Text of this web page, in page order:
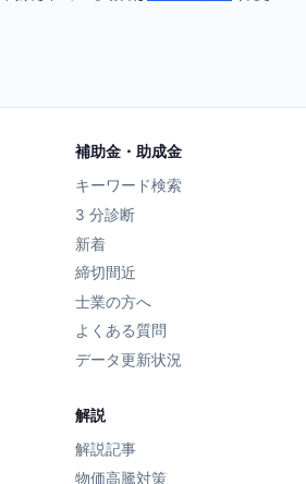
補助金・助成金
キーワード検索
3 分診断
新着
締切間近
士業の方へ
よくある質問
データ更新状況
解説
解説記事
物価高騰対策